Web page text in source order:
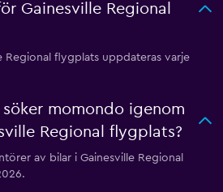
Gainesville Regional
Regional flygplats uppdateras varje
momondo igenom
Regional flygplats?
av bilar i Gainesville Regional